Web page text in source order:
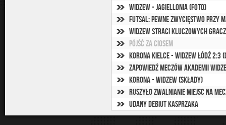
Widzew - Jagiellonia (foto)
Futsal: Pewne zwycięstwo przy
Widzew straci kluczowych
Pójść za ciosem
Korona Kielce - Widzew Łódź 2:3
Zapowiedź meczów Akademii
Korona - Widzew (składy)
Ruszyło zwalnianie miejsc na
Udany debiut Kasprzaka